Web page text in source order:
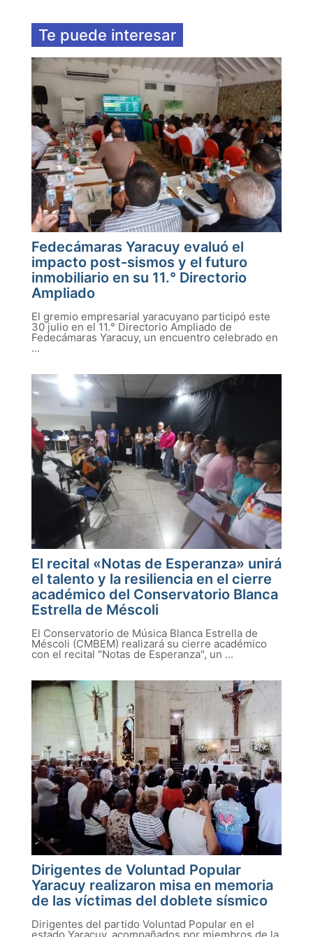
Te puede interesar
Fedecámaras Yaracuy evaluó el
impacto post-sismos y el futuro
inmobiliario en su 11.° Directorio
Ampliado
El gremio empresarial yaracuyano participó este
30 julio en el 11.° Directorio Ampliado de
Fedecámaras Yaracuy, un encuentro celebrado en
...
El recital «Notas de Esperanza» unirá
el talento y la resiliencia en el cierre
académico del Conservatorio Blanca
Estrella de Méscoli
El Conservatorio de Música Blanca Estrella de
Méscoli (CMBEM) realizará su cierre académico
con el recital "Notas de Esperanza", un ...
Dirigentes de Voluntad Popular
Yaracuy realizaron misa en memoria
de las víctimas del doblete sísmico
Dirigentes del partido Voluntad Popular en el